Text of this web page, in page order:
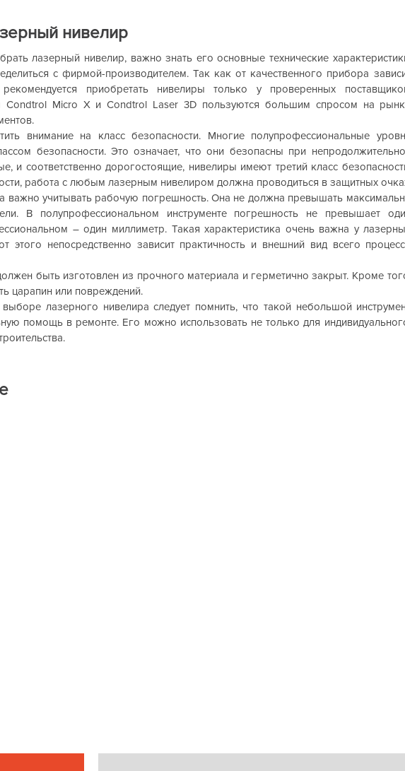
нивелир
лазерный нивелир, важно знать его основные технические
с фирмой-производителем. Так как от качественного прибора
рекомендуется приобретать нивелиры только у проверенных
Condtrol Micro X и Condtrol Laser 3D пользуются большим спросом на
внимание на класс безопасности. Многие полупрофессиональные
безопасности. Это означает, что они безопасны при
и соответственно дорогостоящие, нивелиры имеют третий класс
работа с любым лазерным нивелиром должна проводиться в защитных
важно учитывать рабочую погрешность. Она не должна превышать
В полупрофессиональном инструменте погрешность не превышает
– один миллиметр. Такая характеристика очень важна у
этого непосредственно зависит практичность и внешний вид всего
быть изготовлен из прочного материала и герметично закрыт. Кроме
царапин или повреждений.
лазерного нивелира следует помнить, что такой небольшой
помощь в ремонте. Его можно использовать не только для